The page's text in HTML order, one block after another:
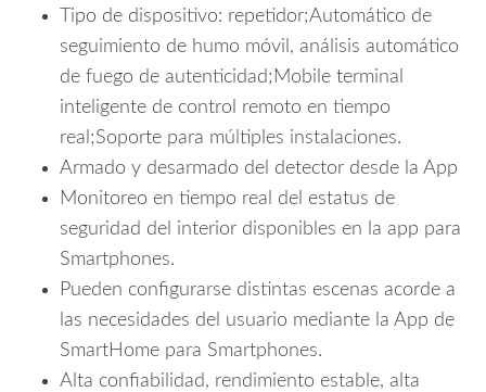
Tipo de dispositivo: repetidor;Automático de
seguimiento de humo móvil, análisis automático
de fuego de autenticidad;Mobile terminal
inteligente de control remoto en tiempo
real;Soporte para múltiples instalaciones.
Armado y desarmado del detector desde la App
Monitoreo en tiempo real del estatus de
seguridad del interior disponibles en la app para
Smartphones.
Pueden configurarse distintas escenas acorde a
las necesidades del usuario mediante la App de
SmartHome para Smartphones.
Alta confiabilidad, rendimiento estable, alta